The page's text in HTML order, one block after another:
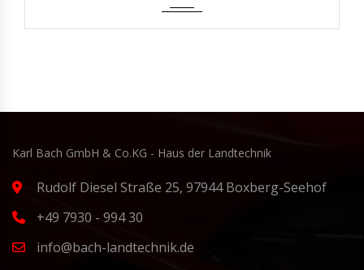
Karl Bach GmbH & Co.KG - Haus der Landtechnik
Rudolf Diesel Straße 25, 97944 Boxberg-Seehof
+49 7930 - 994 30
info@bach-landtechnik.de